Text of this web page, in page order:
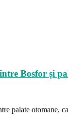
Bosfor și
palate otomane,